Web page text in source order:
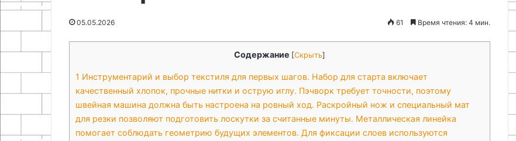
05.05.2026 61 Время чтения: 4 мин.
Содержание [Скрыть]
1 Инструментарий и выбор текстиля для первых шагов. Набор для старта включает
качественный хлопок, прочные нитки и острую иглу. Пэчворк требует точности, поэтому
швейная машина должна быть настроена на ровный ход. Раскройный нож и специальный мат
для резки позволяют подготовить лоскутки за считанные минуты. Металлическая линейка
помогает соблюдать геометрию будущих элементов. Для фиксации слоев используются
Как сделать зарядное
устройство для
автомобильного аккумулятора
16.09.2025
Как сделать звукосниматель